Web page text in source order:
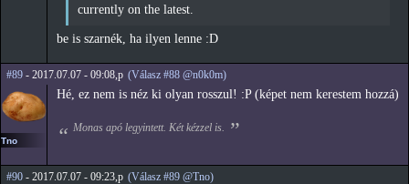
currently on the latest.
be is szarnék, ha ilyen lenne :D
#89 - 2017.07.07 - 09:08,p (Válasz #88 @n0k0m)
Tno
Hé, ez nem is néz ki olyan rosszul! :P (képet nem kerestem hozzá)
Monas apó legyintett. Két kézzel is.
#90 - 2017.07.07 - 09:23,p (Válasz #89 @Tno)